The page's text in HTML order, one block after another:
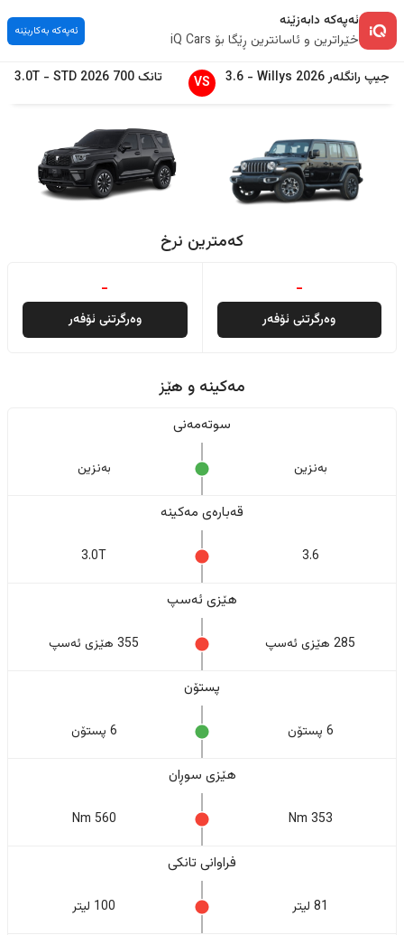
ئەپەکە دابەزێنە
خێراترین و ئاسانترین ڕێگا بۆ iQ Cars
ئەپەکە بەکاربێنە
جیپ رانگلەر2026
Willys
-
3.6
VS تانک700
2026
STD
-
3.0T
کەمترین نرخ
-
وەرگرتنی ئۆفەر
-
وەرگرتنی ئۆفەر
مەکینە و هێز
سوتەمەنی
بەنزین بەنزین
قەبارەی مەکینە
3.6
3.0T
هێزی ئەسپ
285 هێزی ئەسپ 355 هێزی ئەسپ
پستۆن
6 پستۆن 6 پستۆن
هێزی سوڕان
353 Nm
560 Nm
فراوانی تانکی
81 لیتر 100 لیتر